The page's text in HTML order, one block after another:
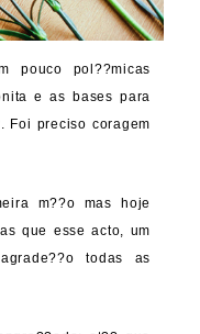
pouco pol??micas
e as bases para
Foi preciso coragem
m??o mas hoje
que esse acto, um
todas as